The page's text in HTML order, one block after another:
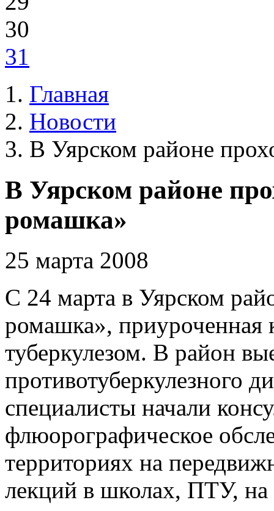
30
31
Главная
Новости
В Уярском районе
В Уярском районе
ромашка»
25 марта 2008
С 24 марта в Уярском
ромашка»,
туберкулезом. В район
противотуберкулезного
специалисты начали
флюорографическое
территориях на
лекций в школах, ПТУ, на